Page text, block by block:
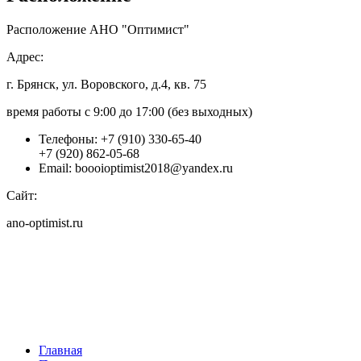
Расположение АНО "Оптимист"
Адрес:
г. Брянск, ул. Воровского, д.4, кв. 75
время работы с 9:00 до 17:00 (без выходных)
Телефоны: +7 (910) 330-65-40
+7 (920) 862-05-68
Email: boooioptimist2018@yandex.ru
Сайт:
ano-optimist.ru
Главная